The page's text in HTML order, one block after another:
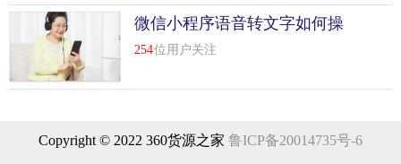
微信小程序语音转文字如何操
作
254位用户关注
Copyright © 2022 360货源之家 鲁ICP备20014735号-6